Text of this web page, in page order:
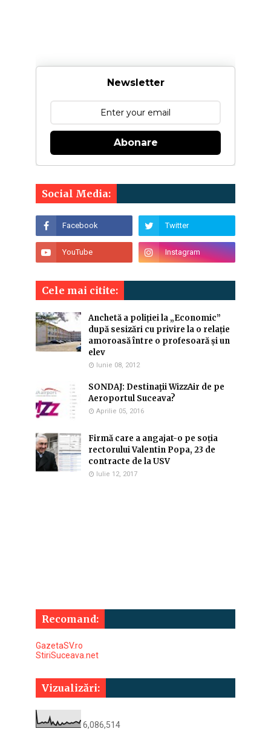
Newsletter
Abonare
Social Media:
Cele mai citite:
Anchetă a poliției la „Economic”
după sesizări cu privire la o relație
amoroasă între o profesoară și un
elev
Iunie 08, 2012
SONDAJ: Destinaţii WizzAir de pe
Aeroportul Suceava?
Aprilie 05, 2016
Firmă care a angajat-o pe soția
rectorului Valentin Popa, 23 de
contracte de la USV
Iulie 12, 2017
Recomand:
GazetaSV.ro
StiriSuceava.net
Vizualizări:
6,086,514